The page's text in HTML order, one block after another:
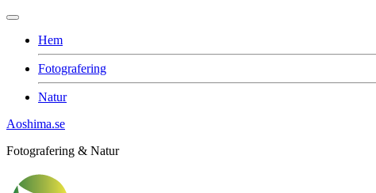
Hem
Fotografering
Natur
Aoshima.se
Fotografering & Natur